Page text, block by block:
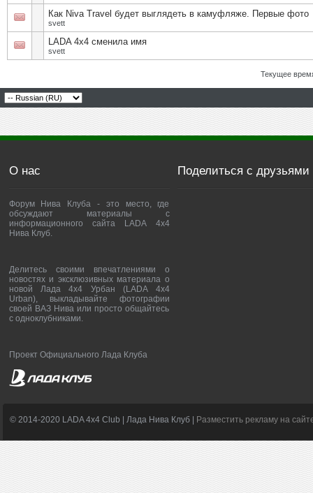
Как Niva Travel будет выглядеть в камуфляже. Первые фото
svett
LADA 4x4 сменила имя
svett
Текущее
О нас
Форум Нива Клуба - это место, где
обсуждают материалы с
информационного сайта LADA 4x4
Нива Клуб.
Делитесь своими впечатлениями о
новостях и эксклюзивных материала о
новой Лада 4х4 Урбан (LADA 4x4
Urban), выкладывайте фотографии
своей ВАЗ Нива или просто общайтесь
с одноклубниками.
Проект Официального Лада Клуба
Поделиться с друзьями
© 2014-2020 LADA 4x4 Club | Лада Нива Клуб | Разместить рекламу на